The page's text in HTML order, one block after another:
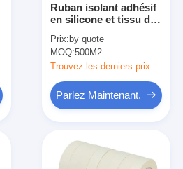
Ruban isolant adhésif
en silicone et tissu de
Prix: by quote
MOQ:500M2
Trouvez les derniers prix
Parlez Maintenant.